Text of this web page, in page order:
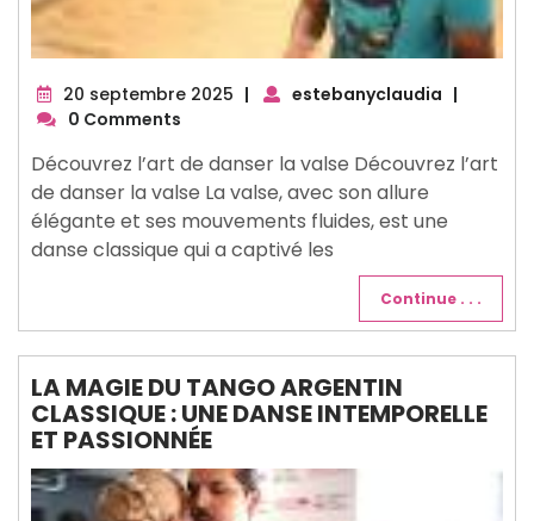
20 septembre 2025 20
| estebanyclaudia |
0 Comments
Découvrez l’art de danser la valse Découvrez l’art
de danser la valse La valse, avec son allure
élégante et ses mouvements fluides, est une
danse classique qui a captivé les
Continue . . .
LA MAGIE DU TANGO ARGENTIN
CLASSIQUE : UNE DANSE INTEMPORELLE
ET PASSIONNÉE